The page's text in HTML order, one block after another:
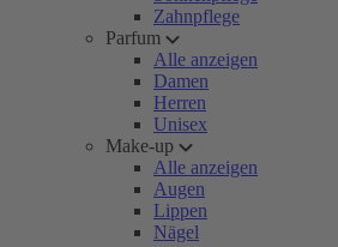
Zahnpflege
Parfum
Alle anzeigen
Damen
Herren
Unisex
Make-up
Alle anzeigen
Augen
Lippen
Nägel